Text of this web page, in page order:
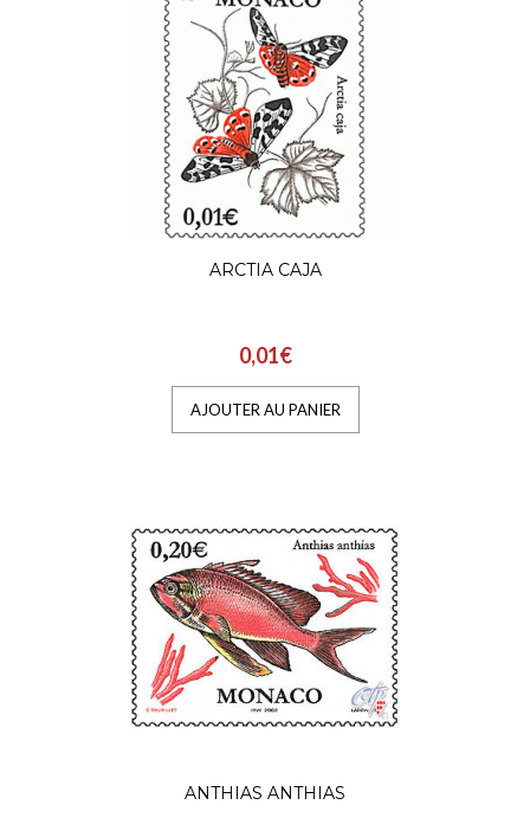
0,01€
Des thèmes de flore et de faune
méditerranéennes ont servi de modèle pour
les séries nécessitées par..
AJOUTER AU PANIER
0,20€
AJOUTER AU PANIER
ARCTIA CAJA
0,01€
AJOUTER AU PANIER
ANTHIAS ANTHIAS